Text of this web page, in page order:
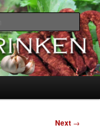
Drinken
Next →